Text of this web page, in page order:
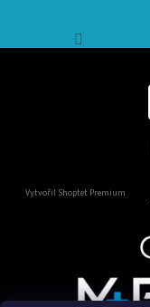
Vytvořil Shoptet Premium